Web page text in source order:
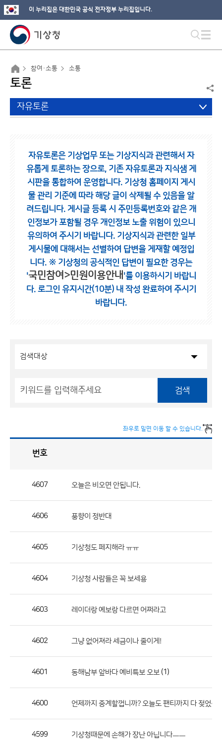
이 누리집은 대한민국 공식 전자정부 누리집입니다.
참여·소통 소통
토론
자유토론
자유토론은 기상업무 또는 기상지식과 관련해서 자
유롭게 토론하는 장으로, 기존 자유토론과 지식샘 게
시판을 통합하여 운영합니다. 기상청 홈페이지 게시
물 관리 기준에 따라 해당 글이 삭제될 수 있음을 알
려드립니다. 게시글 등록 시 주민등록번호와 같은 개
인정보가 포함될 경우 개인정보 노출 위험이 있으니
유의하여 주시기 바랍니다. 기상지식과 관련한 일부
게시물에 대해서는 선별하여 답변을 게재할 예정입
니다. ※ 기상청의 공식적인 답변이 필요한 경우는
'국민참여>민원이용안내 '를 이용하시기 바랍니
다. 로그인 유지시간(10분) 내 작성 완료하여 주시기
바랍니다.
검색
좌우로 밀면 이동 할 수 있습니다.
론
호,
록
번호
4607 오늘은 비오면 안됩니다.
4606 풍향이 정반대
4605 기상청도 페지해라 ㅠㅠ
4604 기상청 사람들은 꼭 보세용
4603 레이더랑 예보랑 다르면 어쩌라고
4602 그냥 없어져라 세금이나 줄이게!
4601 동해남부 앞바다 예비특보 오보 (1)
4600 언제까지 중계할껍니까? 오늘도 팬티까지 다 젖었습
4599 기상청때문에 손해가 장난 아닙니다ㅡㅡ